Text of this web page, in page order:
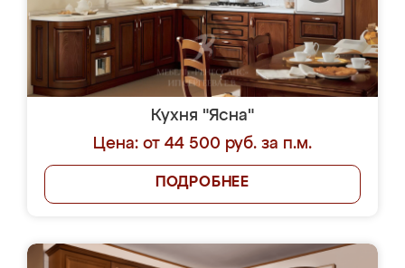
Кухня "Ясна"
Цена: от 44 500 руб. за п.м.
ПОДРОБНЕЕ